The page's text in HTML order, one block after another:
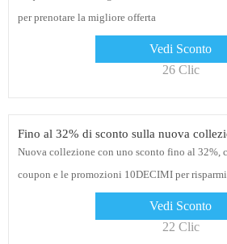
per prenotare la migliore offerta
Vedi Sconto
26 Clic
Fino al 32% di sconto sulla nuova
Nuova collezione con uno sconto fino al
coupon e le promozioni 10DECIMI per
Vedi Sconto
22 Clic